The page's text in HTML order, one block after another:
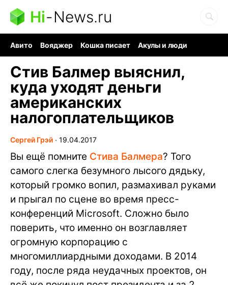
Hi-News.ru
Авито Вояджер Кошка писает
Акулы и люди
Стив Балмер выяснил,
куда уходят деньги
американских
налогоплательщиков
Сергей Грэй ∙ 19.04.2017
Вы ещё помните Стива Балмера? Того
самого слегка безумного лысого дядьку,
который громко вопил, размахивал руками
и прыгал по сцене во время пресс-
конференций Microsoft. Сложно было
поверить, что именно он возглавляет
огромную корпорацию с
многомиллиардными доходами. В 2014
году, после ряда неудачных проектов, он